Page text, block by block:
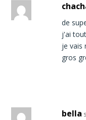
de
j'ai
je vais
gros
bella